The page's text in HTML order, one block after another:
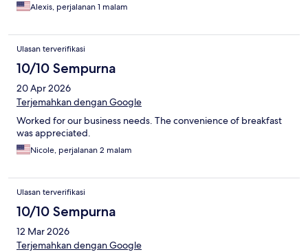
Alexis, perjalanan 1 malam
Ulasan terverifikasi
10/10 Sempurna
20 Apr 2026
Terjemahkan dengan Google
Worked for our business needs. The convenience of breakfast
was appreciated.
Nicole, perjalanan 2 malam
Ulasan terverifikasi
10/10 Sempurna
12 Mar 2026
Terjemahkan dengan Google